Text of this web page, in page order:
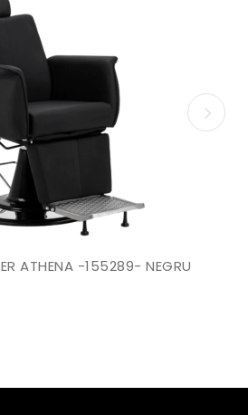
ATHENA -155289- NEGRU